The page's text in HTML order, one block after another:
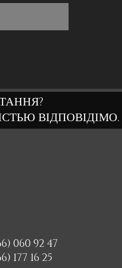
ВІДПОВІДІМО.
060 92 47
177 16 25